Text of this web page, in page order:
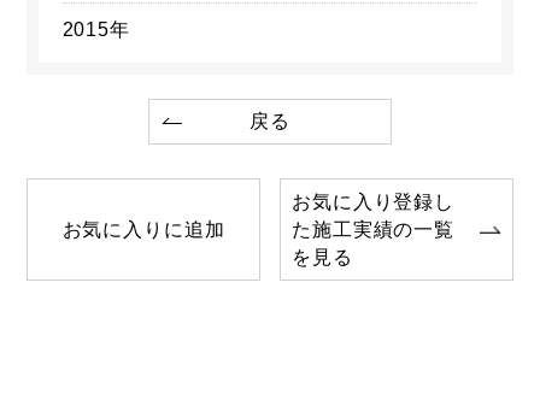
2015年
戻る
お気に入りに追加
お気に入り登録し
た施工実績の一覧
を見る